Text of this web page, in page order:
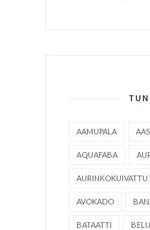
AAMUPALA
AQUAFABA
AURINKOKUIVATTU
AVOKADO
BATAATTI